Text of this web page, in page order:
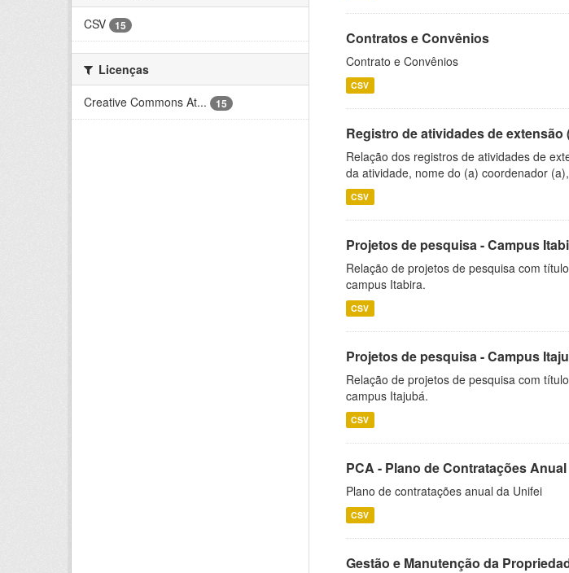
CSV
15
Licenças
Creative Commons At...
15
Contratos e Convênios
Contrato e Convênios
CSV
Registro de atividades de
Relação dos registros de atividades de
da atividade, nome do (a) coordenador
CSV
Projetos de pesquisa - Campus
Relação de projetos de pesquisa com
campus Itabira.
CSV
Projetos de pesquisa - Campus
Relação de projetos de pesquisa com
campus Itajubá.
CSV
PCA - Plano de Contratações Anual
Plano de contratações anual da Unifei
CSV
Gestão e Manutenção da